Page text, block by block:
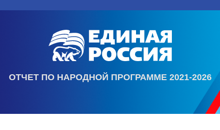
ОТЧЕТ ПО НАРОДНОЙ ПРОГРАММЕ 2021-2026